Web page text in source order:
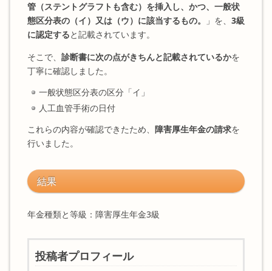
管（ステントグラフトも含む）を挿入し、かつ、一般状
態区分表の（イ）又は（ウ）に該当するもの。
」を、 3級
に認定すると記載されています。
そこで、 診断書に次の点がきちんと記載されているかを
丁寧に確認しました。
一般状態区分表の区分「イ」
人工血管手術の日付
これらの内容が確認できたため、 障害厚生年金の請求を
行いました。
結果
年金種類と等級：障害厚生年金3級
投稿者プロフィール